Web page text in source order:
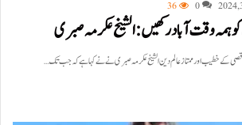
0
36
ہمہ وقت آباد رکھیں: الشیخ عکرمہ صبری